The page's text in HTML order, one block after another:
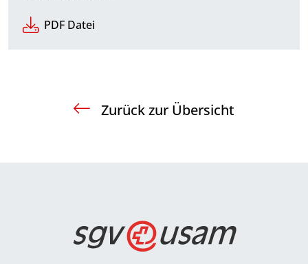
PDF Datei
Zurück zur Übersicht